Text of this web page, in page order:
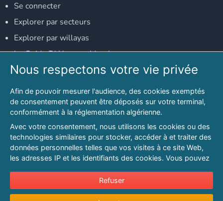
Se connecter
Explorer par secteurs
Explorer par willayas
Le Guide D'Alger, guide-alger.com
NOS RÉSEAUX SOCIAUX
Notre page Facebook
Notre page LinkedIn
Notre page Instagram
Notre page Twitter
© 2026 PAGESMAGHREB.COM. ALL RIGHTS RESERVED
Conditions générales d'utilisation
Nous respectons votre vie privée
Afin de pouvoir mesurer l'audience, des cookies exemptés
de consentement peuvent être déposés sur votre terminal,
conformément à la réglementation algérienne.
Avec votre consentement, nous utilisons les cookies ou des
technologies similaires pour stocker, accéder à et traiter des
données personnelles telles que vos visites à ce site Web,
les adresses IP et les identifiants des cookies. Vous pouvez
sur l'intérêt légitime à tout moment en cliquant sur « Refuser
».
Refuser